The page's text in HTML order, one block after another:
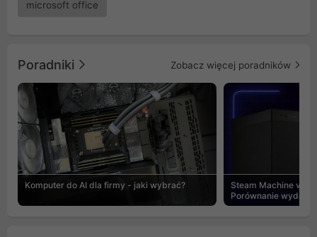
microsoft office
Poradniki Zobacz więcej poradników
Komputer do AI dla firmy - jaki wybrać?
Steam Machine vs
Porównanie